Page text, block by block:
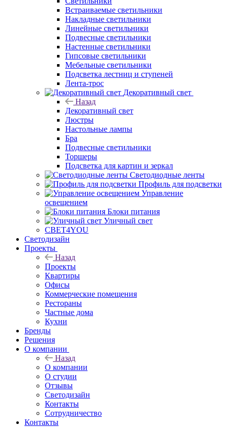
Встраиваемые светильники
Накладные светильники
Линейные светильники
Подвесные светильники
Настенные светильники
Гипсовые светильники
Мебельные светильники
Подсветка лестниц и ступеней
Лента-трос
Декоративный свет
Назад
Декоративный свет
Люстры
Настольные лампы
Бра
Подвесные светильники
Торшеры
Подсветка для картин и зеркал
Светодиодные ленты
Профиль для подсветки
Управление
освещением
Блоки питания
Уличный свет
СВЕТ4YOU
Светодизайн
Проекты
Назад
Проекты
Квартиры
Офисы
Коммерческие помещения
Рестораны
Частные дома
Кухни
Бренды
Решения
О компании
Назад
О компании
О студии
Отзывы
Светодизайн
Контакты
Сотрудничество
Контакты